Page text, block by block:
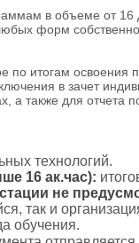
в объеме от 16
форм
по итогам
в зачет
а также для отчета
технологий.
16 ак.час):
не
так и
обучения.